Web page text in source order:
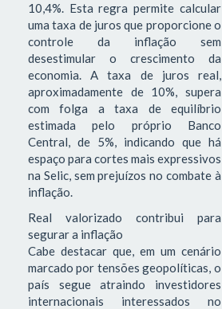
10,4%. Esta regra permite calcular
uma taxa de juros que proporcione o
controle da inflação sem
desestimular o crescimento da
economia. A taxa de juros real,
aproximadamente de 10%, supera
com folga a taxa de equilíbrio
estimada pelo próprio Banco
Central, de 5%, indicando que há
espaço para cortes mais expressivos
na Selic, sem prejuízos no combate à
inflação.
Real valorizado contribui para
segurar a inflação
Cabe destacar que, em um cenário
marcado por tensões geopolíticas, o
país segue atraindo investidores
internacionais interessados no